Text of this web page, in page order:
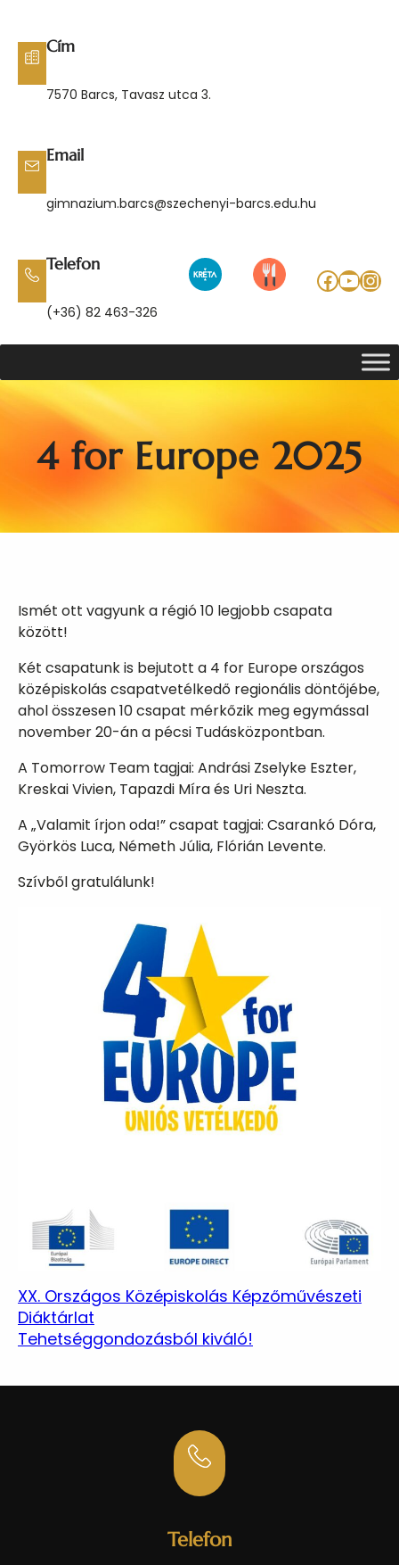
tartalomhoz
Cím
7570 Barcs, Tavasz utca 3.
Email
gimnazium.barcs@szechenyi-barcs.edu.hu
Telefon
(+36) 82 463-326
4 for Europe 2025
Ismét ott vagyunk a régió 10 legjobb csapata
között!
Két csapatunk is bejutott a 4 for Europe országos
középiskolás csapatvetélkedő regionális döntőjébe,
ahol összesen 10 csapat mérkőzik meg egymással
november 20-án a pécsi Tudásközpontban.
A Tomorrow Team tagjai: Andrási Zselyke Eszter,
Kreskai Vivien, Tapazdi Míra és Uri Neszta.
A „Valamit írjon oda!” csapat tagjai: Csarankó Dóra,
Györkös Luca, Németh Júlia, Flórián Levente.
Szívből gratulálunk!
XX. Országos Középiskolás Képzőművészeti
Diáktárlat
Tehetséggondozásból kiváló!
Telefon